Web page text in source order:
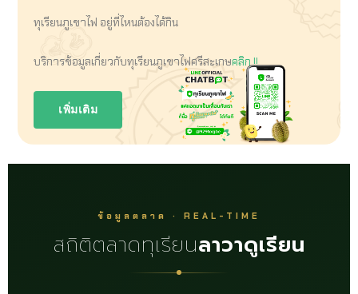
ทุเรียนภูเขาไฟ อยู่ที่ไหนต้องได้กิน
บริการข้อมูลเกี่ยวกับทุเรียนภูเขาไฟศรีสะเกษคลิก !!
เพิ่มเติม
ข้อมูลตลาด · REAL-TIME
สถิติตลาดทุเรียนลาวาดูเรียน